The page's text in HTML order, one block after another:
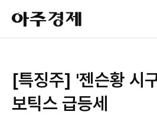
아
주
경
[특징주] '젠슨황 시
보틱스 급등세